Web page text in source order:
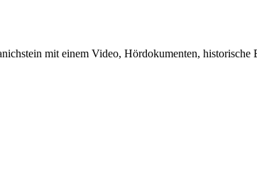
mit einem Video, Hördokumenten,